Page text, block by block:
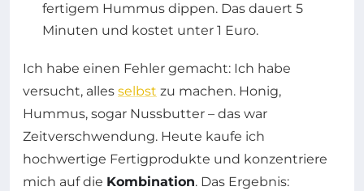
fertigem Hummus dippen. Das dauert 5
Minuten und kostet unter 1 Euro.
Ich habe einen Fehler gemacht: Ich habe
versucht, alles selbst zu machen. Honig,
Hummus, sogar Nussbutter – das war
Zeitverschwendung. Heute kaufe ich
hochwertige Fertigprodukte und konzentriere
mich auf die Kombination. Das Ergebnis: